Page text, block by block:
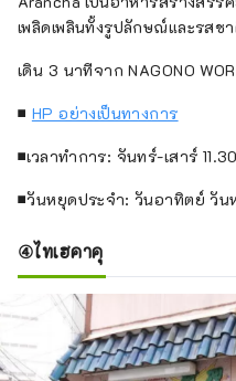
เพลิดเพลินทั้งรูปลักษณ์และรสช
เดิน 3 นาทีจาก NAGONO
■ HP อย่างเป็นทางการ
■เวลาทำการ: จันทร์-เสาร์
■วันหยุดประจำ: วันอาทิตย์ วั
④ไทเฮคาคุ